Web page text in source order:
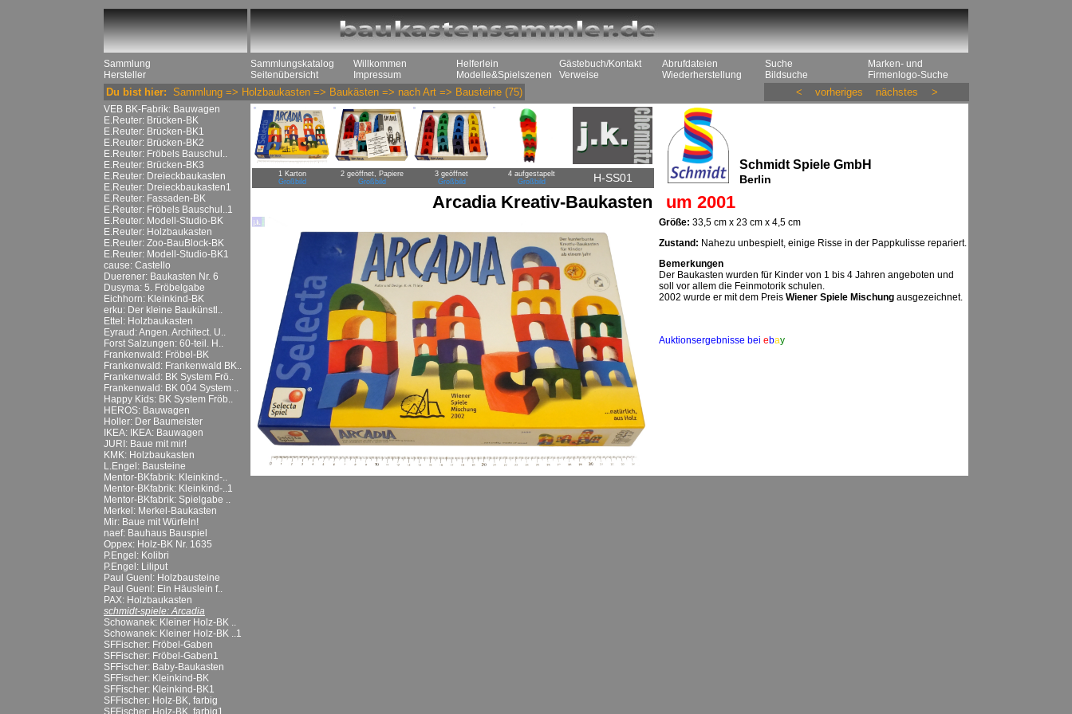
Sammlung
Hersteller
Sammlungskatalog
Seitenübersicht
Willkommen
Impressum
Helferlein
Modelle&Spielszenen
Gästebuch/Kontakt
Verweise
Abrufdateien
Wiederherstellung
Suche
Bildsuche
Marken- und
Firmenlogo-Suche
Du bist hier: Sammlung => Holzbaukasten => Baukästen => nach Art => Bausteine (75) < vorheriges nächstes >
VEB BK-Fabrik: Bauwagen
E.Reuter: Brücken-BK
E.Reuter: Brücken-BK1
E.Reuter: Brücken-BK2
E.Reuter: Fröbels Bauschul..
E.Reuter: Brücken-BK3
E.Reuter: Dreieckbaukasten
E.Reuter: Dreieckbaukasten1
E.Reuter: Fassaden-BK
E.Reuter: Fröbels Bauschul..1
E.Reuter: Modell-Studio-BK
E.Reuter: Holzbaukasten
E.Reuter: Zoo-BauBlock-BK
E.Reuter: Modell-Studio-BK1
cause: Castello
Duerener: Baukasten Nr. 6
Dusyma: 5. Fröbelgabe
Eichhorn: Kleinkind-BK
erku: Der kleine Baukünstl..
Ettel: Holzbaukasten
Eyraud: Angen. Architect. U..
Forst Salzungen: 60-teil. H..
Frankenwald: Fröbel-BK
Frankenwald: Frankenwald BK..
Frankenwald: BK System Frö..
Frankenwald: BK 004 System ..
Happy Kids: BK System Fröb..
HEROS: Bauwagen
Holler: Der Baumeister
IKEA: IKEA: Bauwagen
JURI: Baue mit mir!
KMK: Holzbaukasten
L.Engel: Bausteine
Mentor-BKfabrik: Kleinkind-..
Mentor-BKfabrik: Kleinkind-..1
Mentor-BKfabrik: Spielgabe ..
Merkel: Merkel-Baukasten
Mir: Baue mit Würfeln!
naef: Bauhaus Bauspiel
Oppex: Holz-BK Nr. 1635
P.Engel: Kolibri
P.Engel: Liliput
Paul Guenl: Holzbausteine
Paul Guenl: Ein Häuslein f..
PAX: Holzbaukasten
schmidt-spiele: Arcadia
Schowanek: Kleiner Holz-BK ..
Schowanek: Kleiner Holz-BK ..1
SFFischer: Fröbel-Gaben
SFFischer: Fröbel-Gaben1
SFFischer: Baby-Baukasten
SFFischer: Kleinkind-BK
SFFischer: Kleinkind-BK1
SFFischer: Holz-BK, farbig
SFFischer: Holz-BK, farbig1
1 Karton
Großbild
2 geöffnet, Papiere
Großbild
3 geöffnet
Großbild
4 aufgestapelt
Großbild
H-SS01
Schmidt Spiele GmbH
Berlin
Arcadia Kreativ-Baukasten um 2001
Größe: 33,5 cm x 23 cm x 4,5 cm
Zustand: Nahezu unbespielt, einige Risse in der Pappkulisse repariert.
Bemerkungen
Der Baukasten wurden für Kinder von 1 bis 4 Jahren angeboten und
soll vor allem die Feinmotorik schulen.
2002 wurde er mit dem Preis Wiener Spiele Mischung ausgezeichnet.
Auktionsergebnisse bei ebay